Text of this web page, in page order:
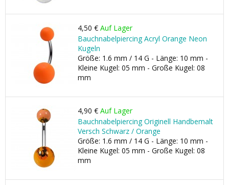
4,50 € Auf Lager
Bauchnabelpiercing Acryl Orange Neon
Kugeln
Größe: 1.6 mm / 14 G - Länge: 10 mm -
Kleine Kugel: 05 mm - Große Kugel: 08
mm
4,90 € Auf Lager
Bauchnabelpiercing Originell Handbemalt
Versch Schwarz / Orange
Größe: 1.6 mm / 14 G - Länge: 10 mm -
Kleine Kugel: 05 mm - Große Kugel: 08
mm